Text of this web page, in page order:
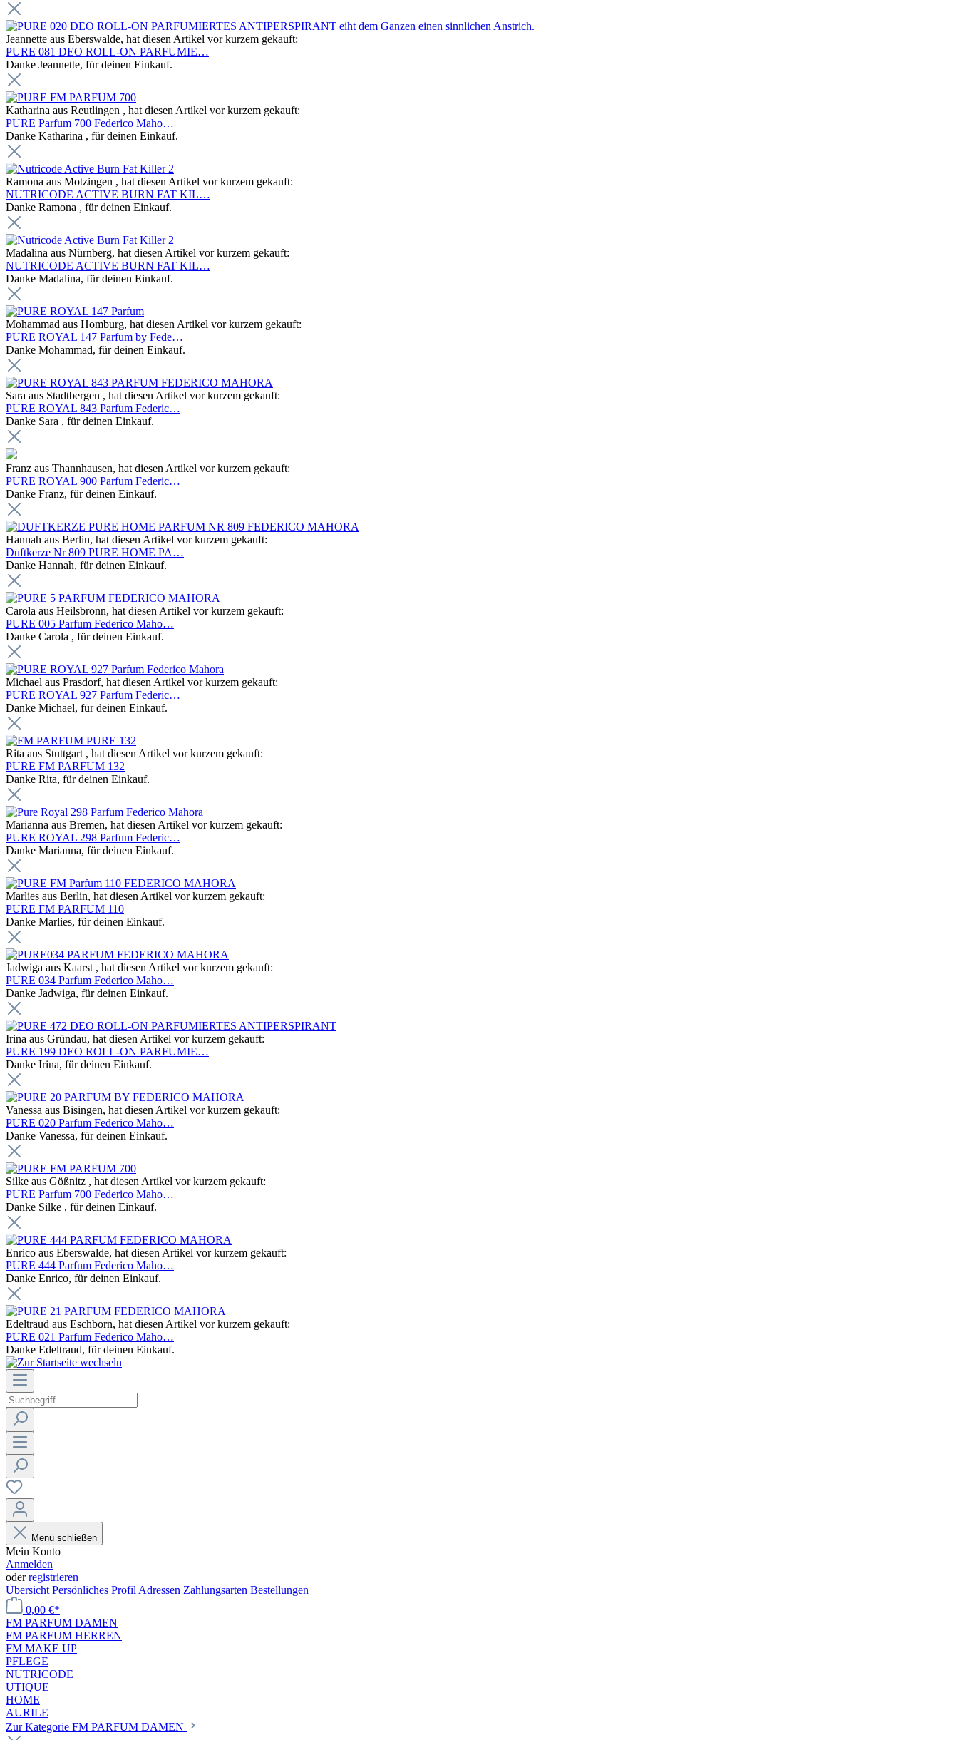
Jeannette aus Eberswalde, hat diesen Artikel vor kurzem gekauft:
PURE 081 DEO ROLL-ON PARFUMIE…
Danke Jeannette, für deinen Einkauf.
Katharina aus Reutlingen , hat diesen Artikel vor kurzem gekauft:
PURE Parfum 700 Federico Maho…
Danke Katharina , für deinen Einkauf.
Ramona aus Motzingen , hat diesen Artikel vor kurzem gekauft:
NUTRICODE ACTIVE BURN FAT KIL…
Danke Ramona , für deinen Einkauf.
Madalina aus Nürnberg, hat diesen Artikel vor kurzem gekauft:
NUTRICODE ACTIVE BURN FAT KIL…
Danke Madalina, für deinen Einkauf.
Mohammad aus Homburg, hat diesen Artikel vor kurzem gekauft:
PURE ROYAL 147 Parfum by Fede…
Danke Mohammad, für deinen Einkauf.
Sara aus Stadtbergen , hat diesen Artikel vor kurzem gekauft:
PURE ROYAL 843 Parfum Federic…
Danke Sara , für deinen Einkauf.
Franz aus Thannhausen, hat diesen Artikel vor kurzem gekauft:
PURE ROYAL 900 Parfum Federic…
Danke Franz, für deinen Einkauf.
Hannah aus Berlin, hat diesen Artikel vor kurzem gekauft:
Duftkerze Nr 809 PURE HOME PA…
Danke Hannah, für deinen Einkauf.
Carola aus Heilsbronn, hat diesen Artikel vor kurzem gekauft:
PURE 005 Parfum Federico Maho…
Danke Carola , für deinen Einkauf.
Michael aus Prasdorf, hat diesen Artikel vor kurzem gekauft:
PURE ROYAL 927 Parfum Federic…
Danke Michael, für deinen Einkauf.
Rita aus Stuttgart , hat diesen Artikel vor kurzem gekauft:
PURE FM PARFUM 132
Danke Rita, für deinen Einkauf.
Marianna aus Bremen, hat diesen Artikel vor kurzem gekauft:
PURE ROYAL 298 Parfum Federic…
Danke Marianna, für deinen Einkauf.
Marlies aus Berlin, hat diesen Artikel vor kurzem gekauft:
PURE FM PARFUM 110
Danke Marlies, für deinen Einkauf.
Jadwiga aus Kaarst , hat diesen Artikel vor kurzem gekauft:
PURE 034 Parfum Federico Maho…
Danke Jadwiga, für deinen Einkauf.
Irina aus Gründau, hat diesen Artikel vor kurzem gekauft:
PURE 199 DEO ROLL-ON PARFUMIE…
Danke Irina, für deinen Einkauf.
Vanessa aus Bisingen, hat diesen Artikel vor kurzem gekauft:
PURE 020 Parfum Federico Maho…
Danke Vanessa, für deinen Einkauf.
Silke aus Gößnitz , hat diesen Artikel vor kurzem gekauft:
PURE Parfum 700 Federico Maho…
Danke Silke , für deinen Einkauf.
Enrico aus Eberswalde, hat diesen Artikel vor kurzem gekauft:
PURE 444 Parfum Federico Maho…
Danke Enrico, für deinen Einkauf.
Edeltraud aus Eschborn, hat diesen Artikel vor kurzem gekauft:
PURE 021 Parfum Federico Maho…
Danke Edeltraud, für deinen Einkauf.
Menü schließen
Mein Konto
Anmelden
oderregistrieren
Übersicht Persönliches Profil Adressen Zahlungsarten Bestellungen
0,00 €*
FM PARFUM DAMEN
FM PARFUM HERREN
FM MAKE UP
PFLEGE
NUTRICODE
UTIQUE
HOME
AURILE
Zur Kategorie FM PARFUM DAMEN